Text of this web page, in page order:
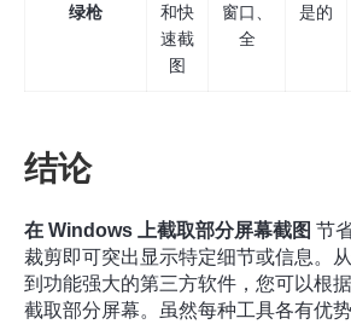
第 3 步。
绿枪
和快
速截
图
窗口、
全
是的
结论
在 Windows 上截取部分屏幕截图 节
裁剪即可突出显示特定细节或信息。
到功能强大的第三方软件，您可以根
截取部分屏幕。虽然每种工具各有优